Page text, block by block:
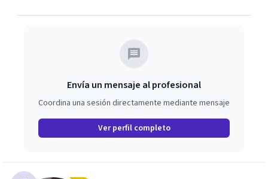
Envía un mensaje al profesional
Coordina una sesión directamente mediante mensaje
Ver perfil completo